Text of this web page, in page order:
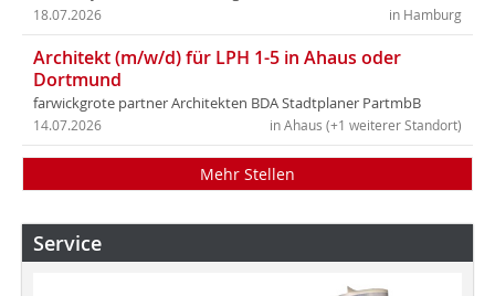
in Hamburg
18.07.2026
Architekt (m/w/d) für LPH 1-5 in Ahaus oder
Dortmund
farwickgrote partner Architekten BDA Stadtplaner PartmbB
in Ahaus (+1 weiterer Standort)
14.07.2026
Mehr Stellen
Service